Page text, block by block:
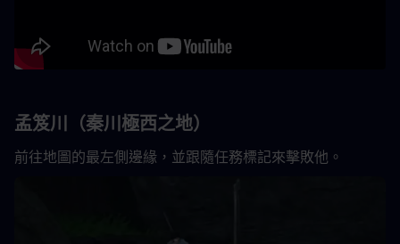
孟笈川（秦川極西之地）
前往地圖的最左側邊緣，並跟隨任務標記來擊敗他。